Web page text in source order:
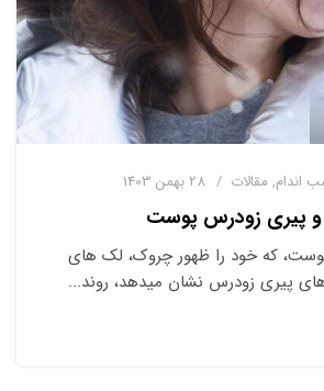
اﻧﺪام, ﻣﻘﺎﻻت 28 بهمن 1403
و پیری زودرس پوست
که خود را ظهور چروک، لک های
های پیری زودرس نشان میدهد، روند...